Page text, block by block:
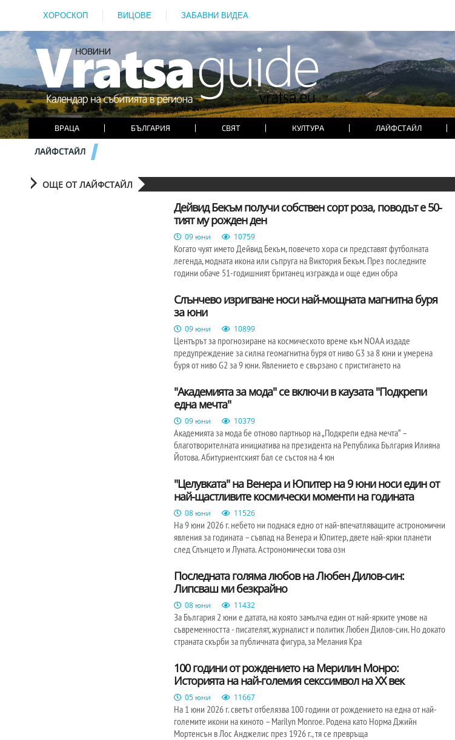
ХОРОСКОП ВИЦОВЕ ЗАБАВНИ ВИДЕА
ВРАЦА БЪЛГАРИЯ СВЯТ КУЛТУРА ЛАЙФСТАЙЛ
ЛАЙФСТАЙЛ
ОЩЕ ОТ ЛАЙФСТАЙЛ
Дейвид Бекъм получи собствен сорт роза, поводът е 50-
тият му рожден ден
09 юни 10759
Когато чуят името Дейвид Бекъм, повечето хора си представят футболната
легенда, модната икона или съпруга на Виктория Бекъм. През последните
години обаче 51-годишният британец изгражда и още един обра
Слънчево изригване носи най-мощната магнитна буря
за юни
09 юни 10899
Центърът за прогнозиране на космическото време към NOAA издаде
предупреждение за силна геомагнитна буря от ниво G3 за 8 юни и умерена
буря от ниво G2 за 9 юни. Явлението е свързано с пристигането на
"Академията за мода" се включи в каузата "Подкрепи
една мечта"
09 юни 10379
Академията за мода бе отново партньор на „Подкрепи една мечта“ –
благотворителната инициатива на президента на Република България Илияна
Йотова. Абитуриентският бал се състоя на 4 юн
"Целувката" на Венера и Юпитер на 9 юни носи един от
най-щастливите космически моменти на годината
08 юни 11526
На 9 юни 2026 г. небето ни поднася едно от най-впечатляващите астрономични
явления за годината – съвпад на Венера и Юпитер, двете най-ярки планети
след Слънцето и Луната. Астрономически това озн
Последната голяма любов на Любен Дилов-син:
Липсваш ми безкрайно
08 юни 11432
За България 2 юни е датата, на която замълча един от най-ярките умове на
съвременността - писателят, журналист и политик Любен Дилов-син. Но докато
страната скърби за публичната фигура, за Мелания Кра
100 години от рождението на Мерилин Монро:
Историята на най-големия секссимвол на ХХ век
05 юни 11667
На 1 юни 2026 г. светът отбелязва 100 години от рождението на една от най-
големите икони на киното – Marilyn Monroe. Родена като Норма Джийн
Мортенсън в Лос Анджелис през 1926 г., тя се превръща